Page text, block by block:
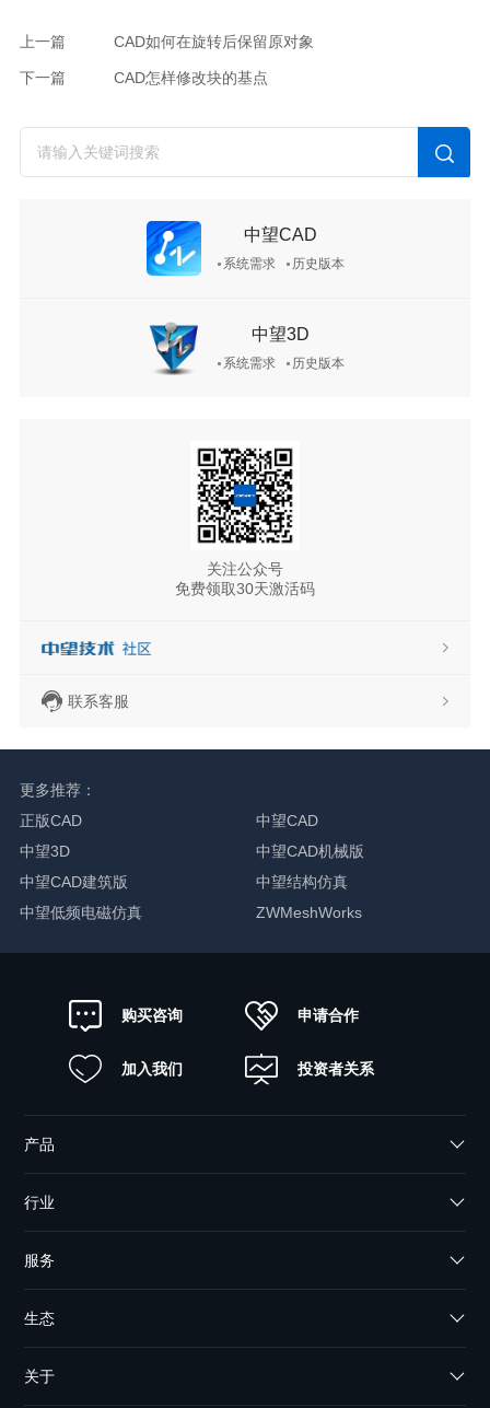
上一篇 CAD如何在旋转后保留原对象
下一篇 CAD怎样修改块的基点
中望CAD
系统需求 历史版本
中望3D
系统需求 历史版本
关注公众号
免费领取30天激活码
联系客服
更多推荐：
正版CAD
中望CAD
中望3D
中望CAD机械版
中望CAD建筑版
中望结构仿真
中望低频电磁仿真
ZWMeshWorks
购买咨询 申请合作
加入我们 投资者关系
产品
行业
服务
生态
关于